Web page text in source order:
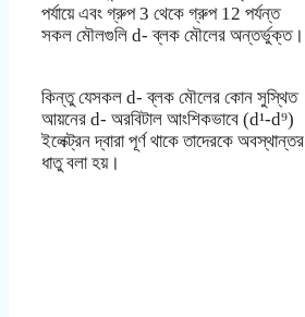
পর্যায়ে এবং গ্রুপ 3 থেকে গ্রুপ 12 পর্যন্ত
সকল মৌলগুলি d- ব্লক মৌলের অন্তর্ভুক্ত।
কিন্তু যেসকল d- ব্লক মৌলের কোন সুস্থিত
আয়নের d- অরবিটাল আংশিকভাবে (d¹-d⁹)
ইলেক্ট্রন দ্বারা পূর্ণ থাকে তাদেরকে অবস্থান্তর
ধাতু বলা হয়।